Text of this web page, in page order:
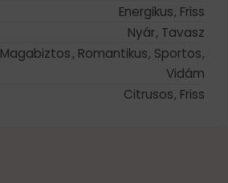
Energikus, Friss
Nyár, Tavasz
Magabiztos, Romantikus, Sportos,
Vidám
Citrusos, Friss